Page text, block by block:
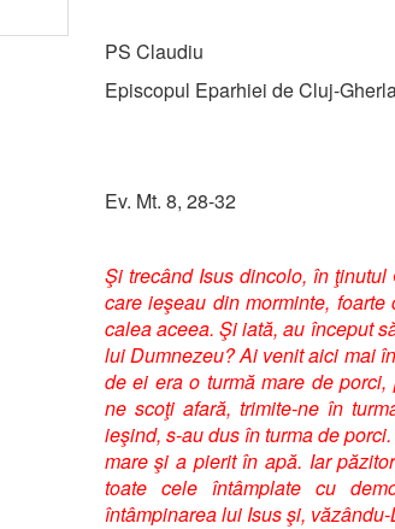
PS Claudiu
Episcopul Eparhiei de Cluj-
Ev. Mt. 8, 28-32
Şi trecând Isus dincolo, în
care ieşeau din morminte,
calea aceea. Şi iată, au început
lui Dumnezeu? Ai venit aici mai
de ei era o turmă mare de
ne scoţi afară, trimite-ne în
ieşind, s-au dus în turma de
mare şi a pierit în apă. Iar
toate cele întâmplate cu
întâmpinarea lui Isus şi,